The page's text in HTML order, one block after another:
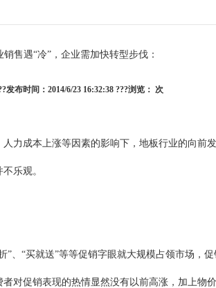
销售遇“冷”，企业需加快转型步伐：
发布时间：2014/6/23 16:32:38 ???浏览： 次
成本上涨等因素的影响下，地板行业的向前
乐观。
“买就送”等等促销字眼就大规模占领市场，促
对促销表现的热情显然没有以前高涨，加上物